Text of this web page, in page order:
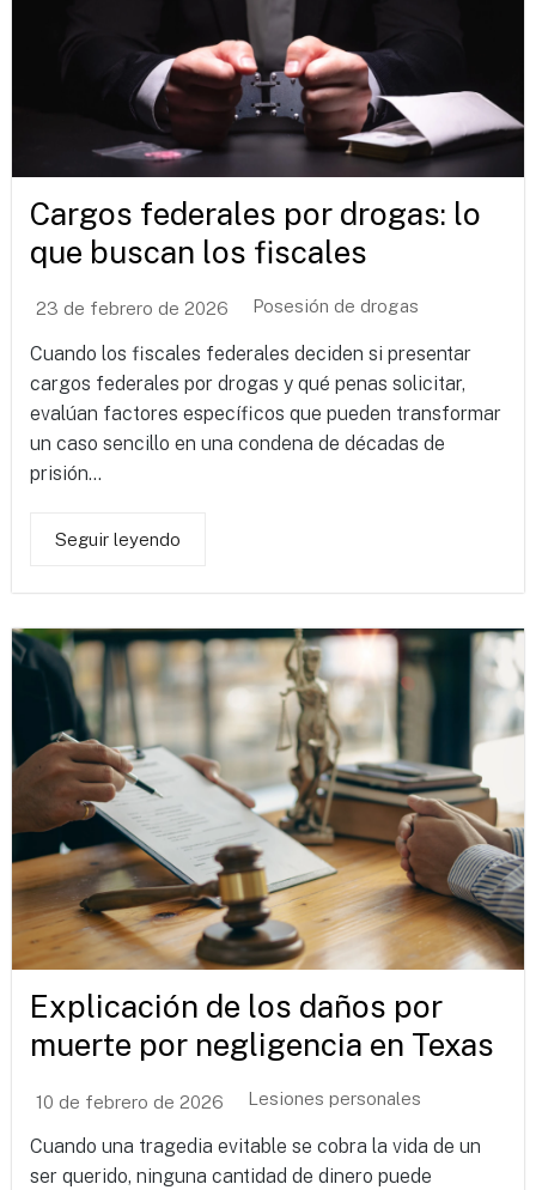
Cargos federales por drogas: lo
que buscan los fiscales
23 de febrero de 2026 Posesión de drogas
Cuando los fiscales federales deciden si presentar
cargos federales por drogas y qué penas solicitar,
evalúan factores específicos que pueden transformar
un caso sencillo en una condena de décadas de
prisión...
Seguir leyendo
Explicación de los daños por
muerte por negligencia en Texas
10 de febrero de 2026 Lesiones personales
Cuando una tragedia evitable se cobra la vida de un
ser querido, ninguna cantidad de dinero puede